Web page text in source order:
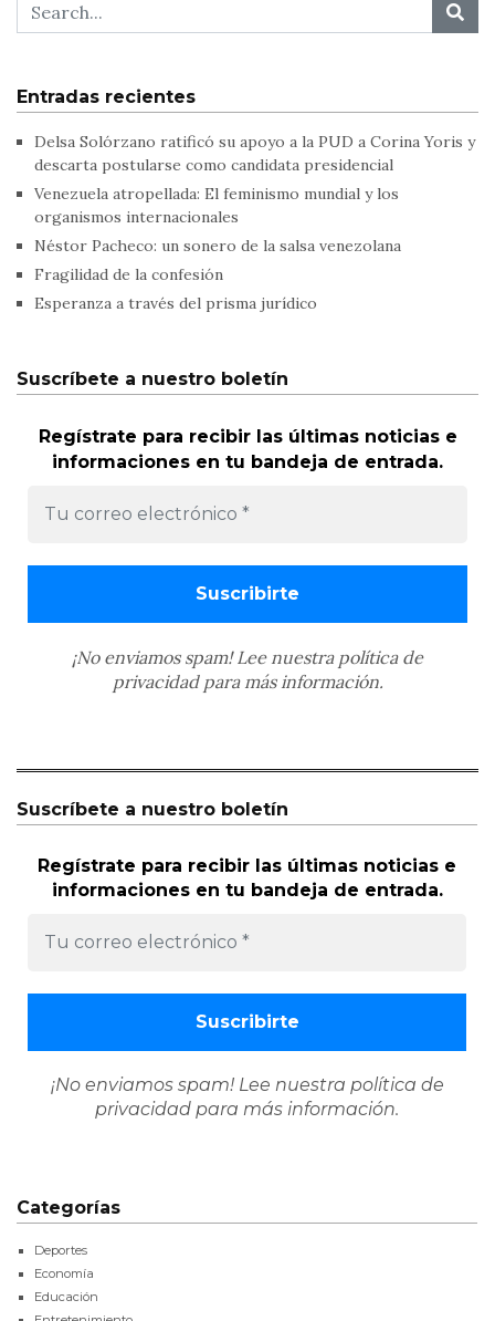
Entradas recientes
Delsa Solórzano ratificó su apoyo a la PUD a Corina Yoris y
descarta postularse como candidata presidencial
Venezuela atropellada: El feminismo mundial y los
organismos internacionales
Néstor Pacheco: un sonero de la salsa venezolana
Fragilidad de la confesión
Esperanza a través del prisma jurídico
Suscríbete a nuestro boletín
Regístrate para recibir las últimas noticias e
informaciones en tu bandeja de entrada.
¡No enviamos spam! Lee nuestra política de
privacidadpara más información.
Suscríbete a nuestro boletín
Regístrate para recibir las últimas noticias e
informaciones en tu bandeja de entrada.
¡No enviamos spam! Lee nuestra política de
privacidad para más información.
Categorías
Deportes
Economía
Educación